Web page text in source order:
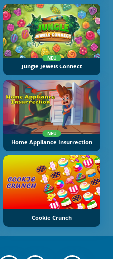
NEU
Jungle Jewels Connect
NEU
Home Appliance Insurrection
Cookie Crunch